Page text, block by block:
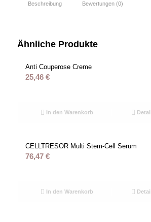
Beschreibung Bewertungen (0)
Ähnliche Produkte
Anti Couperose Creme
25,46 €
In den Warenkorb
CELLTRESOR Multi Stem-Cell Serum
76,47 €
In den Warenkorb